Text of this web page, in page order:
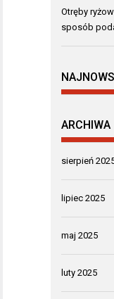
Otręby
sposób
ARCHIWA
sierpień
lipiec 2025
maj 2025
luty 2025